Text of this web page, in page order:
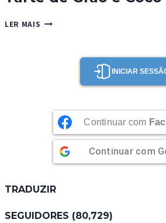
LER MAIS TARTE
INICIAR
Continuar com
Continuar com
TRADUZIR
SEGUIDORES (80,729)